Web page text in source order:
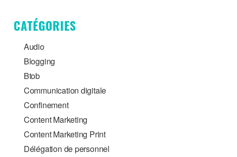
CATÉGORIES
Audio
Blogging
Btob
Communication digitale
Confinement
Content Marketing
Content Marketing Print
Délégation de personnel